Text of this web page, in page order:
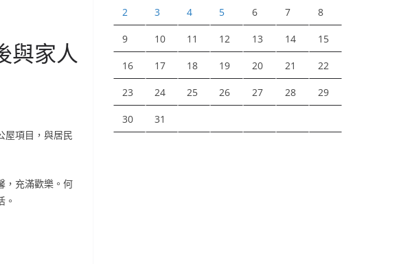
與家人
屋項目，與居民
，充滿歡樂。何
2 3 4 5 6 7 8
9 10 11 12 13 14 15
16 17 18 19 20 21 22
23 24 25 26 27 28 29
30 31